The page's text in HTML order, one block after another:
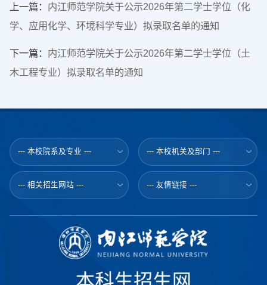
上一篇： 内江师范学院关于公示2026年第二学士学位（化
学、应用化学、环境科学专业）拟录取名单的通知
下一篇： 内江师范学院关于公示2026年第二学士学位（土
木工程专业）拟录取名单的通知
--- 本校院系及专业 --- --- 本校机关及部门 ---
--- 相关招生网站 --- --- 友情链接 ---